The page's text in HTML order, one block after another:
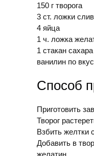
150 г творога
3 ст. ложки
4 яйца
1 ч. ложка
1 стакан сахара
ванилин по
Способ
Приготовить
Творог
Взбить желтки
Добавить в
желатин.